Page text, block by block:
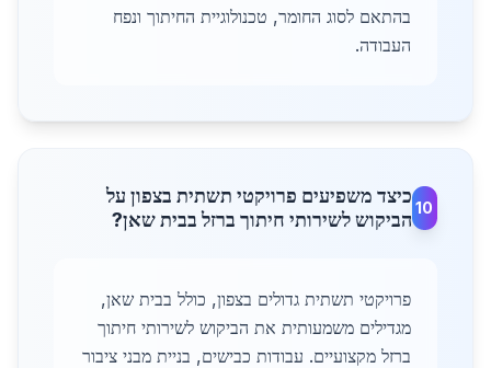
בהתאם לסוג החומר, טכנולוגיית החיתוך ונפח
העבודה.
10
כיצד משפיעים פרויקטי תשתית בצפון על
הביקוש לשירותי חיתוך ברזל בבית שאן?
פרויקטי תשתית גדולים בצפון, כולל בבית שאן,
מגדילים משמעותית את הביקוש לשירותי חיתוך
ברזל מקצועיים. עבודות כבישים, בניית מבני ציבור